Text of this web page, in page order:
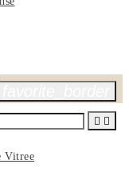
Vitree
 